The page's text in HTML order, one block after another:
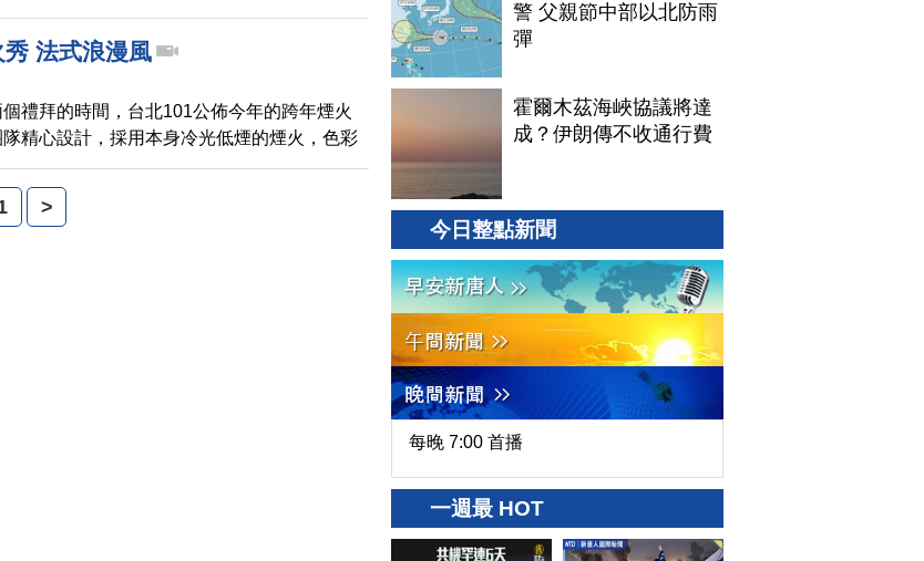
效果，長達360秒，是史上最長的表演，哪
呢？帶您先睹為快。
法式浪漫風
禮拜的時間，台北101公佈今年的跨年煙火
精心設計，採用本身冷光低煙的煙火，色彩
澎派曲風的音樂，要呈現夢幻的煙火舞蹈
>
警 父親節中部以北防雨
彈
霍爾木茲海峽協議將達
成？伊朗傳不收通行費
今日整點新聞
每晚 7:00 首播
一週最 HOT